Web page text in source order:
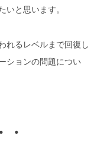
いと思います。
れるレベルまで回復し
ションの問題につい
・